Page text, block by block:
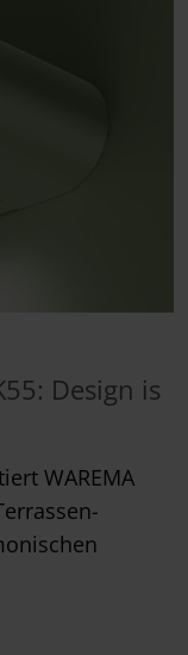
Design is
WAREMA